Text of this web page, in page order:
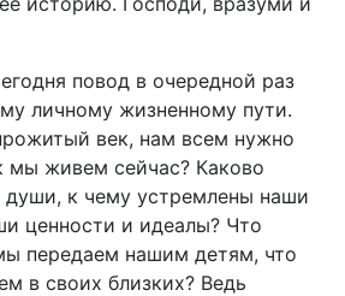
повод в очередной раз
личному жизненному пути.
век, нам всем нужно
мы живем сейчас? Каково
души, к чему устремлены наши
ценности и идеалы? Что
передаем нашим детям, что
в своих близких? Ведь